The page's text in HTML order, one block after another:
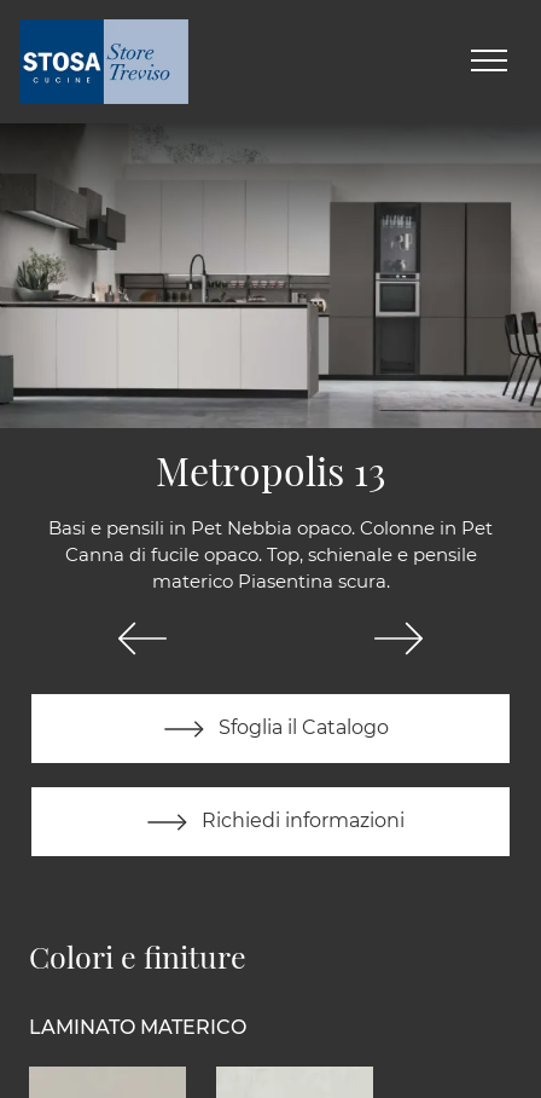
Basi e pensili in Pet Nebbia opaco. Colonne in Pet
Canna di fucile opaco. Top, schienale e pensile
materico Piasentina scura.
Sfoglia il Catalogo
Richiedi informazioni
Metropolis 13
Colori e finiture
LAMINATO MATERICO